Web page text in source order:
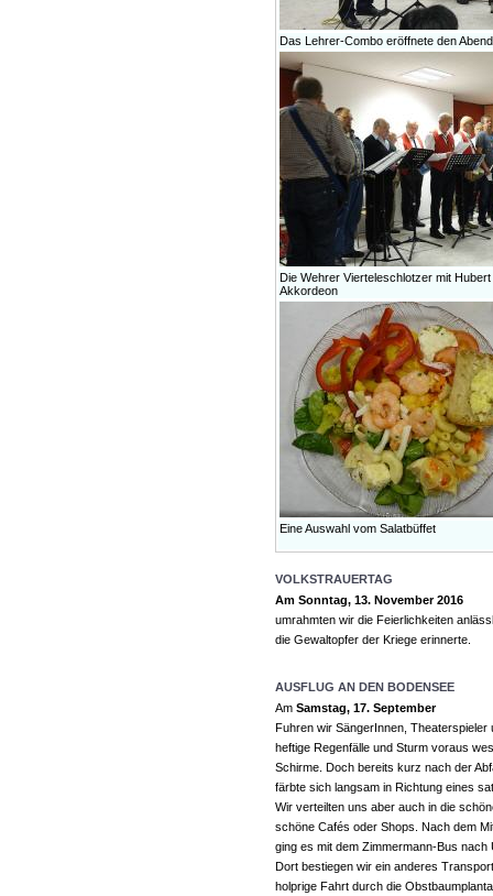
Das Lehrer-Combo eröffnete den
Die Wehrer Vierteleschlotzer mit Hubert
Akkordeon
Eine Auswahl vom Salatbüffet
VOLKSTRAUERTAG
Am Sonntag, 13. November 2016
umrahmten wir die Feierlichkeiten
die Gewaltopfer der Kriege erinnerte.
AUSFLUG AN DEN BODENSEE
Am Samstag, 17. September
Fuhren wir SängerInnen,
heftige Regenfälle und Sturm voraus
Schirme. Doch bereits kurz nach der
färbte sich langsam in Richtung eines
Wir verteilten uns aber auch in die
schöne Cafés oder Shops. Nach dem
ging es mit dem Zimmermann-Bus
Dort bestiegen wir ein anderes
holprige Fahrt durch die